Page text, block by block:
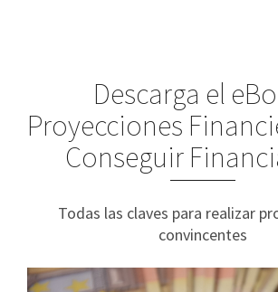
Descarga el
Proyecciones
Conseguir
Todas las claves para realizar
convincentes